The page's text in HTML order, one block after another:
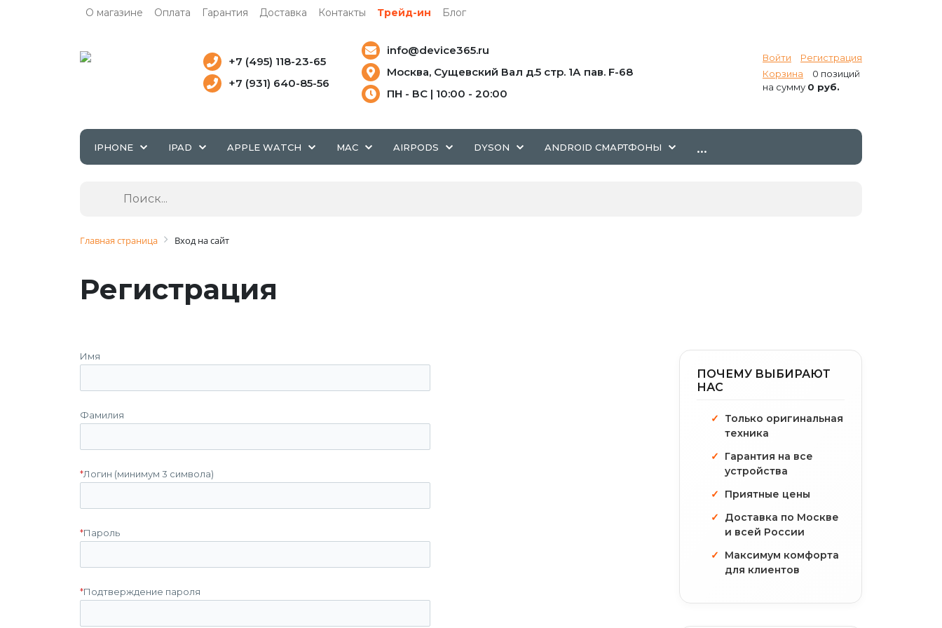
О магазине Оплата Гарантия Доставка Контакты Трейд-ин Блог
Войти
Регистрация
Корзина
0 позиций
на сумму 0 руб.
+7 (495) 118-23-65
+7 (931) 640-85-56
info@device365.ru
Москва, Сущевский Вал д.5 стр. 1А пав. F-68
ПН - ВС | 10:00 - 20:00
IPHONE IPAD APPLE WATCH MAC AIRPODS DYSON ANDROID СМАРТФОНЫ ...
Главная страница Вход на сайт
Регистрация
Имя
Фамилия
*Логин (минимум 3 символа)
*Пароль
*Подтверждение пароля
ПОЧЕМУ ВЫБИРАЮТ
НАС
Только оригинальная
техника
Гарантия на все
устройства
Приятные цены
Доставка по Москве
и всей России
Максимум комфорта
для клиентов